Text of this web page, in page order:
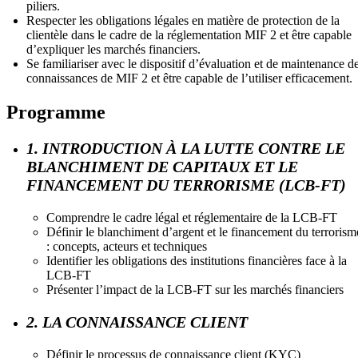
piliers.
Respecter les obligations légales en matière de protection de la
clientèle dans le cadre de la réglementation MIF 2 et être capable
d’expliquer les marchés financiers.
Se familiariser avec le dispositif d’évaluation et de maintenance
connaissances de MIF 2 et être capable de l’utiliser efficacement.
Programme
1. INTRODUCTION À LA LUTTE CONTRE LE
BLANCHIMENT DE CAPITAUX ET LE
FINANCEMENT DU TERRORISME (LCB-FT)
Comprendre le cadre légal et réglementaire de la LCB-FT
Définir le blanchiment d’argent et le financement du
: concepts, acteurs et techniques
Identifier les obligations des institutions financières face à la
LCB-FT
Présenter l’impact de la LCB-FT sur les marchés financiers
2. LA CONNAISSANCE CLIENT
Définir le processus de connaissance client (KYC)